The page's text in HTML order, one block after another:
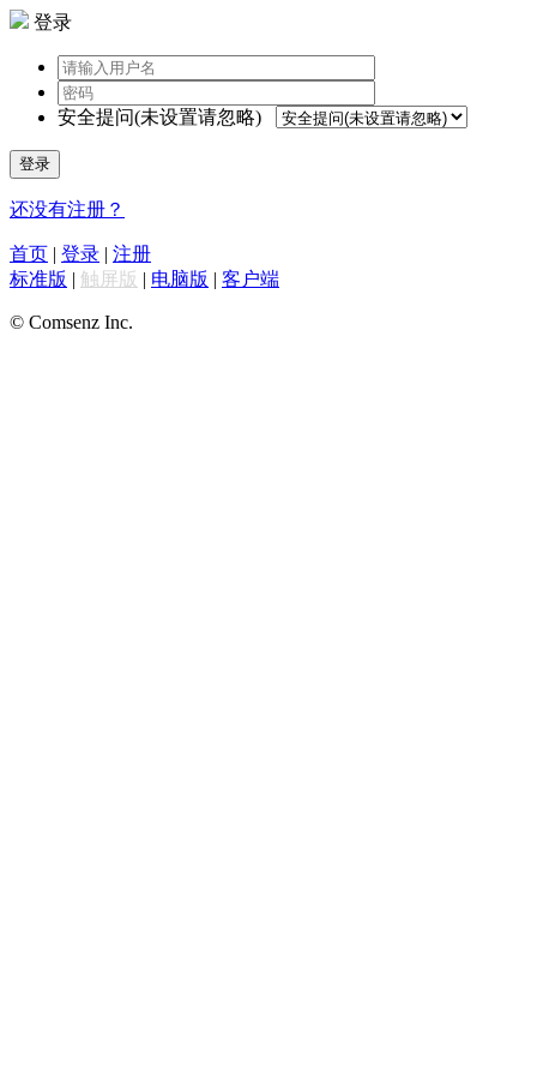
登录
安全提问(未设置请忽略)
登录
还没有注册？
首页 | 登录 | 注册
标准版 | 触屏版 | 电脑版 | 客户端
© Comsenz Inc.